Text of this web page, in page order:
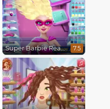
Super Barbie Real Haircuts 7.5